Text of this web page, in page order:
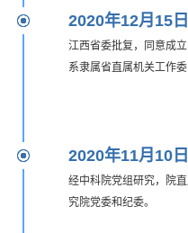
2020年12月15日
江西省委批复，同意成
系隶属省直属机关工作
2020年11月10日
经中科院党组研究，院
究院党委和纪委。